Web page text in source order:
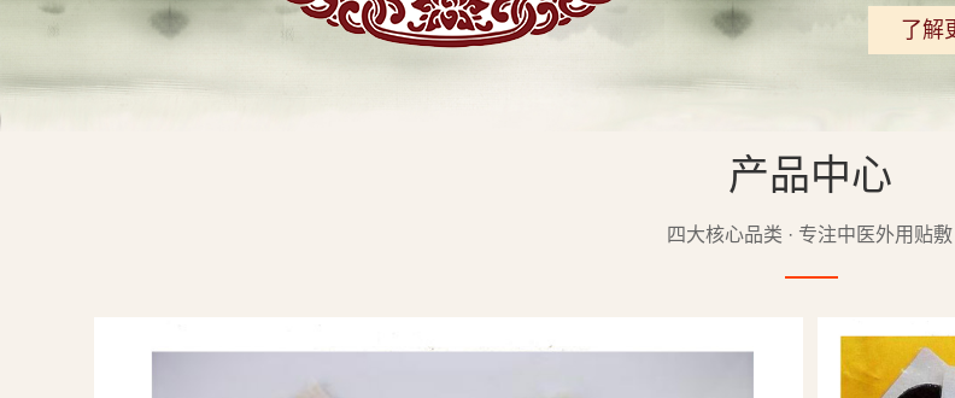
牌
了解
产品中心
四大核心品类 · 专注中医外用贴敷
查看详情